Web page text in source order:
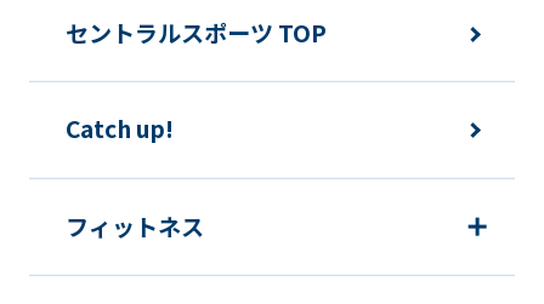
セントラルスポーツ TOP
Catch up!
フィットネス